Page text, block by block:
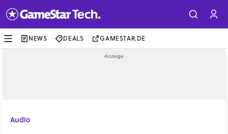
NEWS DEALS GAMESTAR.DE
Audio